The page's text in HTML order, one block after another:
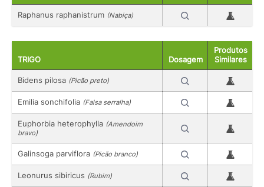
Raphanus raphanistrum (Nabiça)
TRIGO Dosagem
Produtos
Similares
Bidens pilosa (Picão preto)
Emilia sonchifolia (Falsa serralha)
Euphorbia heterophylla (Amendoim
bravo)
Galinsoga parviflora (Picão branco)
Leonurus sibiricus (Rubim)